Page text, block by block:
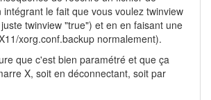
le fait que vous voulez twinview
twinview "true") et en en faisant une
xorg.conf.backup normalement).
que c'est bien paramétré et que ça
X, soit en déconnectant, soit par